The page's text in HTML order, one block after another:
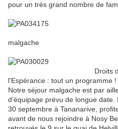
pour un très grand nombre de
Le 4x4
malgache
Droits de
l'Espérance : tout un programme !
Notre séjour malgache est par
d’équipage prévu de longue
30 septembre à Tananarive,
avant de nous rejoindre à Nosy